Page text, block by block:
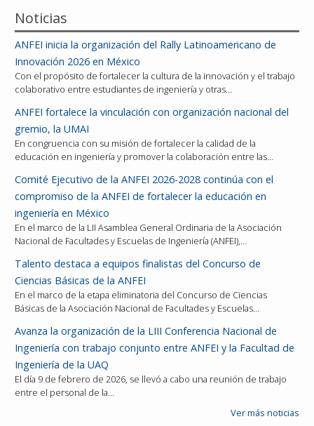
Noticias
ANFEI inicia la organización del Rally Latinoamericano de
Innovación 2026 en México
Con el propósito de fortalecer la cultura de la innovación y el trabajo
colaborativo entre estudiantes de ingeniería y otras…
ANFEI fortalece la vinculación con organización nacional del
gremio, la UMAI
En congruencia con su misión de fortalecer la calidad de la
educación en ingeniería y promover la colaboración entre las…
Comité Ejecutivo de la ANFEI 2026-2028 continúa con el
compromiso de la ANFEI de fortalecer la educación en
ingeniería en México
En el marco de la LII Asamblea General Ordinaria de la Asociación
Nacional de Facultades y Escuelas de Ingeniería (ANFEI),…
Talento destaca a equipos finalistas del Concurso de
Ciencias Básicas de la ANFEI
En el marco de la etapa eliminatoria del Concurso de Ciencias
Básicas de la Asociación Nacional de Facultades y Escuelas…
Avanza la organización de la LIII Conferencia Nacional de
Ingeniería con trabajo conjunto entre ANFEI y la Facultad de
Ingeniería de la UAQ
El día 9 de febrero de 2026, se llevó a cabo una reunión de trabajo
entre el personal de la…
Ver más noticias